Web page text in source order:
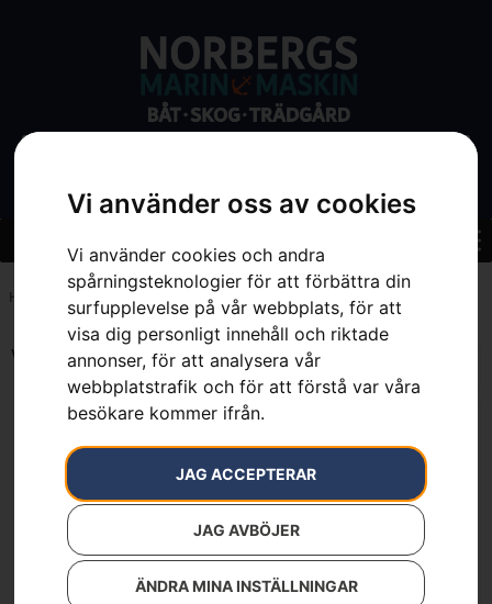
Vi använder oss av cookies
Vi använder cookies och andra
spårningsteknologier för att förbättra din
surfupplevelse på vår webbplats, för att
visa dig personligt innehåll och riktade
annonser, för att analysera vår
webbplatstrafik och för att förstå var våra
besökare kommer ifrån.
JAG ACCEPTERAR
JAG AVBÖJER
ÄNDRA MINA INSTÄLLNINGAR
Hem 50 %
Visar alla 3 resultat